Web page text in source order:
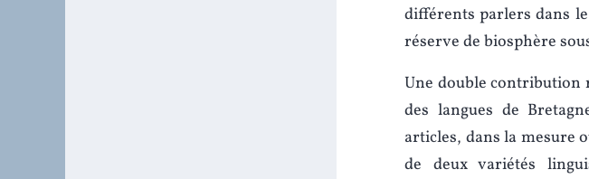
différents parlers dans
réserve de biosphère
Une double contribution
des langues de
articles, dans la mesure
de deux variétés